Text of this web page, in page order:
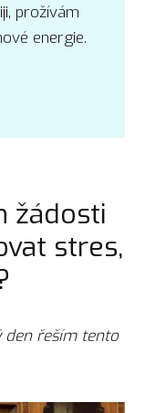
prožívám
energie.
žádosti
stres,
den řeším tento